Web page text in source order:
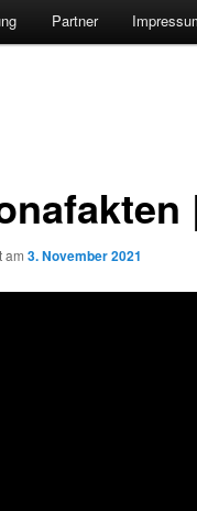
Partner
am 3. November 2021